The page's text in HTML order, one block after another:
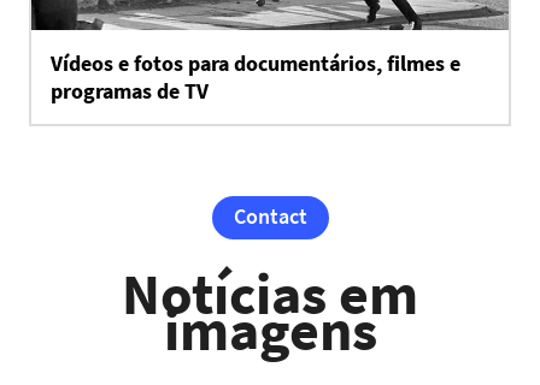
Vídeos e fotos para documentários, filmes e
programas de TV
Contact
Notícias em
imagens